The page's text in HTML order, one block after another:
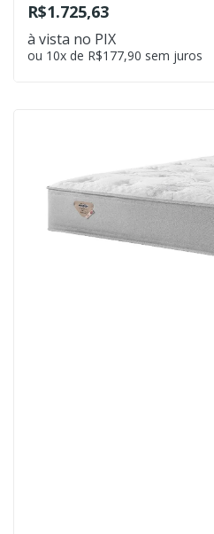
R$1.725,63
à vista no PIX
ou 10x de R$177,90 sem juros